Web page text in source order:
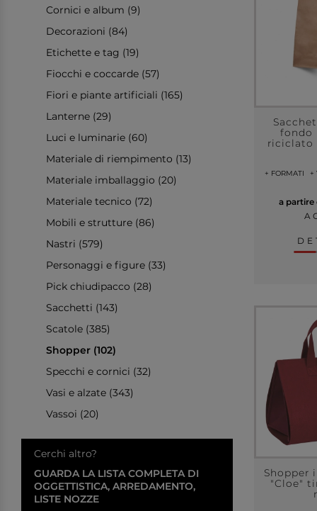
Cornici e album (9)
Decorazioni (84)
Etichette e tag (19)
Fiocchi e coccarde (57)
Fiori e piante artificiali (165)
Lanterne (29)
Luci e luminarie (60)
Materiale di riempimento (13)
Materiale imballaggio (20)
Materiale tecnico (72)
Mobili e strutture (86)
Nastri (579)
Personaggi e figure (33)
Pick chiudipacco (28)
Sacchetti (143)
Scatole (385)
Shopper (102)
Specchi e cornici (32)
Vasi e alzate (343)
Vassoi (20)
Cerchi altro?
GUARDA LA LISTA COMPLETA DI
OGGETTISTICA, ARREDAMENTO,
LISTE NOZZE
fondo
riciclato
+ FORMATI +
a partire
A
Shopper
"Cloe"